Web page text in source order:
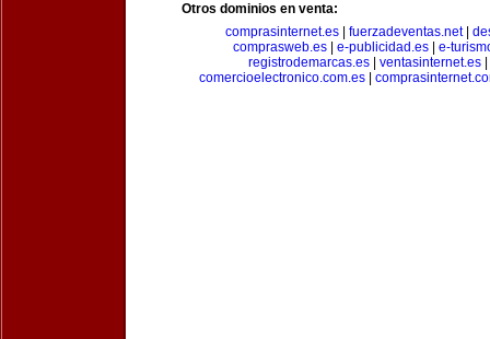
Otros dominios en venta:
comprasinternet.es| fuerzadeventas.net|
comprasweb.es
e-publicidad.es
e-
registrodemarcas.es| ventasinternet.es|
comercioelectronico.com.es